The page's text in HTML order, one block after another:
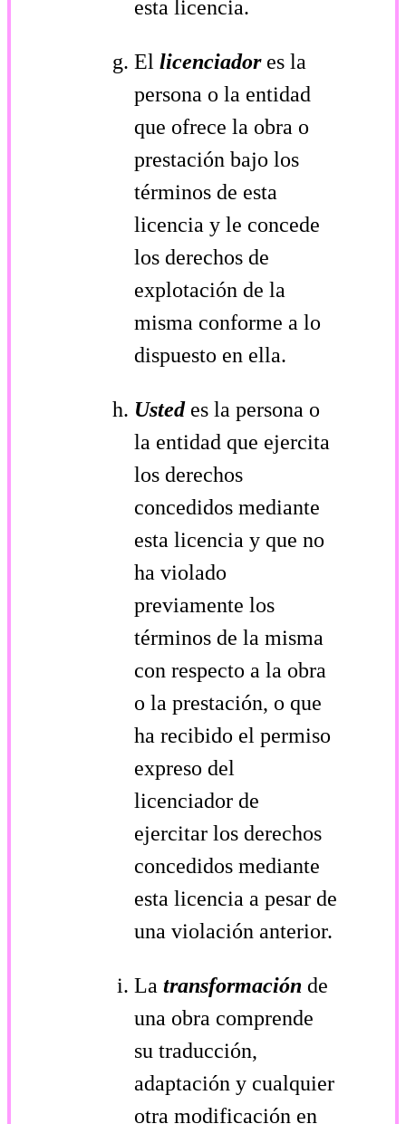
esta licencia.
El licenciador es la
persona o la entidad
que ofrece la obra o
prestación bajo los
términos de esta
licencia y le concede
los derechos de
explotación de la
misma conforme a lo
dispuesto en ella.
Usted es la persona o
la entidad que ejercita
los derechos
concedidos mediante
esta licencia y que no
ha violado
previamente los
términos de la misma
con respecto a la obra
o la prestación, o que
ha recibido el permiso
expreso del
licenciador de
ejercitar los derechos
concedidos mediante
esta licencia a pesar de
una violación anterior.
La transformación de
una obra comprende
su traducción,
adaptación y cualquier
otra modificación en